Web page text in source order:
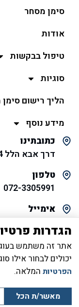
סימן מסחר
אודות
טיפול בבקשות
סוגיות
הליך רישום
מידע נוסף
כתובתינו
דרך אבא הלל 14 (בית עוז) קומה 16, רמת גן
טלפון
072-3305991
אימייל
זכויות יוצרים 2024 © כל הזכויות שמורות לעו”ד סער גרשוני
קידום אתרים
לייעוץ בווצאפ
הגדרות
אתר זה משתמש
יכולים לבחור אילו
הפרטיות המלאה.
מאשר/ת הכל